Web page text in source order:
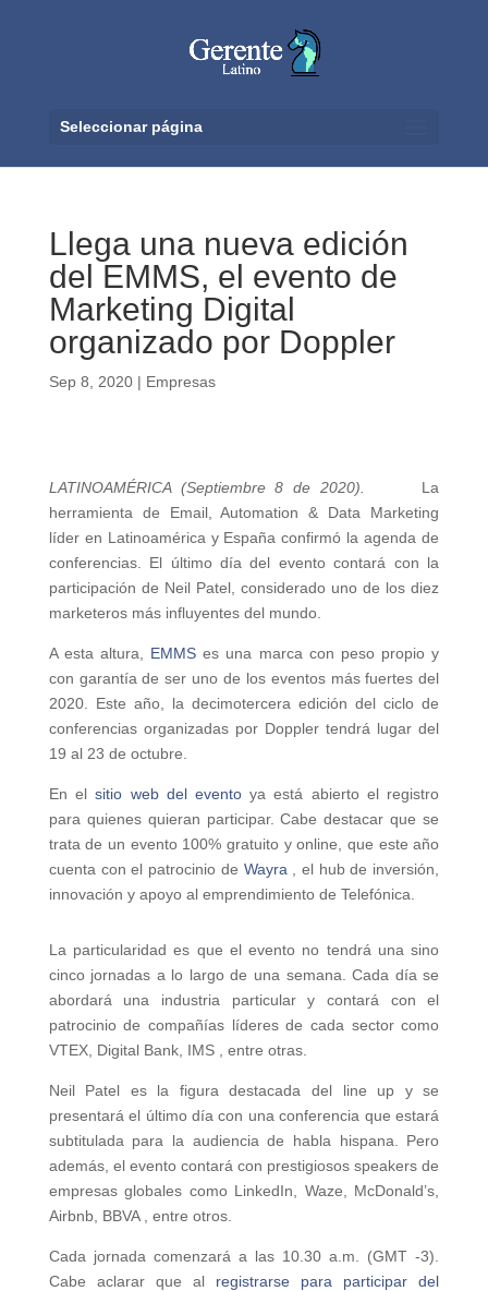
Seleccionar página
Llega una nueva edición
del EMMS, el evento de
Marketing Digital
organizado por Doppler
Sep 8, 2020| Empresas
LATINOAMÉRICA (Septiembre 8 de 2020). La
herramienta de Email, Automation & Data Marketing
líder en Latinoamérica y España confirmó la agenda de
conferencias. El último día del evento contará con la
participación de Neil Patel, considerado uno de los diez
marketeros más influyentes del mundo.
A esta altura, EMMS es una marca con peso propio y
con garantía de ser uno de los eventos más fuertes del
2020. Este año, la decimotercera edición del ciclo de
conferencias organizadas por Doppler tendrá lugar del
19 al 23 de octubre.
En elsitio web del evento ya está abierto el registro
para quienes quieran participar. Cabe destacar que se
trata de un evento 100% gratuito y online, que este año
cuenta con el patrocinio de Wayra , el hub de inversión,
innovación y apoyo al emprendimiento de Telefónica.
La particularidad es que el evento no tendrá una sino
cinco jornadas a lo largo de una semana. Cada día se
abordará una industria particular y contará con el
patrocinio de compañías líderes de cada sector como
VTEX, Digital Bank, IMS , entre otras.
Neil Patel es la figura destacada del line up y se
presentará el último día con una conferencia que estará
subtitulada para la audiencia de habla hispana. Pero
además, el evento contará con prestigiosos speakers de
empresas globales como LinkedIn, Waze, McDonald’s,
Airbnb, BBVA , entre otros.
Cada jornada comenzará a las 10.30 a.m. (GMT -3).
Cabe aclarar que al registrarse para participar del